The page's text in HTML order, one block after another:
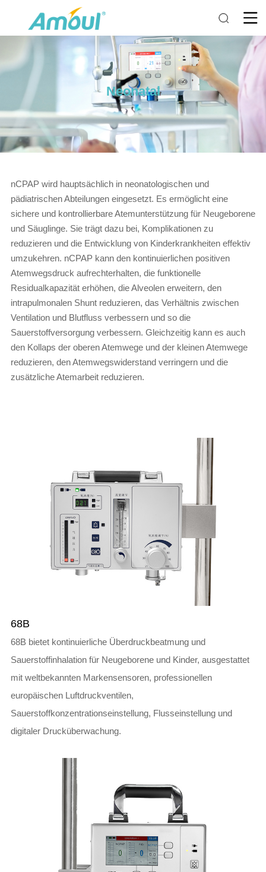
Neonatal
nCPAP wird hauptsächlich in neonatologischen und
pädiatrischen Abteilungen eingesetzt. Es ermöglicht eine
sichere und kontrollierbare Atemunterstützung für Neugeborene
und Säuglinge. Sie trägt dazu bei, Komplikationen zu
reduzieren und die Entwicklung von Kinderkrankheiten effektiv
umzukehren. nCPAP kann den kontinuierlichen positiven
Atemwegsdruck aufrechterhalten, die funktionelle
Residualkapazität erhöhen, die Alveolen erweitern, den
intrapulmonalen Shunt reduzieren, das Verhältnis zwischen
Ventilation und Blutfluss verbessern und so die
Sauerstoffversorgung verbessern. Gleichzeitig kann es auch
den Kollaps der oberen Atemwege und der kleinen Atemwege
reduzieren, den Atemwegswiderstand verringern und die
zusätzliche Atemarbeit reduzieren.
68B
68B bietet kontinuierliche Überdruckbeatmung und
Sauerstoffinhalation für Neugeborene und Kinder, ausgestattet
mit weltbekannten Markensensoren, professionellen
europäischen Luftdruckventilen,
Sauerstoffkonzentrationseinstellung, Flusseinstellung und
digitaler Drucküberwachung.